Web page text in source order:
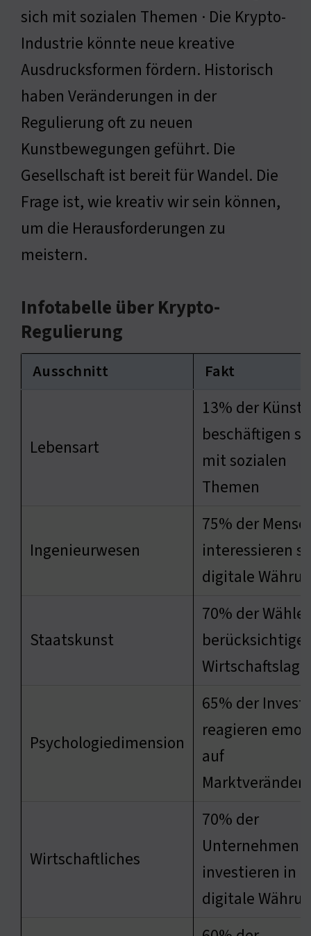
sich mit sozialen Themen · Die Krypto-
Industrie könnte neue kreative
Ausdrucksformen fördern. Historisch
haben Veränderungen in der
Regulierung oft zu neuen
Kunstbewegungen geführt. Die
Gesellschaft ist bereit für Wandel. Die
Frage ist, wie kreativ wir sein können,
um die Herausforderungen zu
meistern.
Infotabelle über Krypto-
Regulierung
Ausschnitt Fakt
Lebensart
13% der
beschäftigen
mit sozialen
Themen
Ingenieurwesen
75% der
interessieren
digitale
Staatskunst
70% der Wähler
Wirtschaftslage
Psychologiedimension
65% der
reagieren
auf
Wirtschaftliches
70% der
Unternehmen
investieren in
digitale